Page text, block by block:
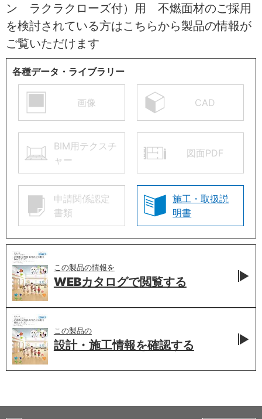
ン ラクラクローズ付）用 不燃面材のご採用
を検討されている方はこちらから製品の情報が
ご覧いただけます
各種データ・ライブラリー
画像 CAD
BIM用テクスチ
ャー
図面PDF
申請関係認定
書類
施工・取扱説
明書
この製品の情報を
WEBカタログで閲覧する
この製品の
設計・施工情報を確認する